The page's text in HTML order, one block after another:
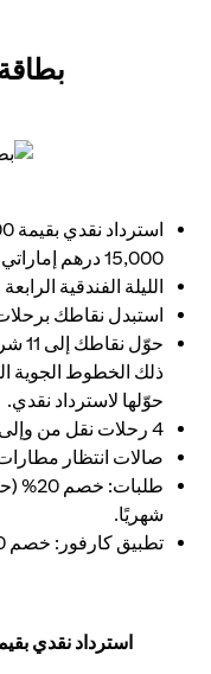
15,000 درهم إماراتي خلال 60 يومًا).
الليلة الفندقية
استبدل نقاطك
ذلك الخطوط الجوية
حوّلها لاسترداد نقدي.
4 رحلات نقل من وإلى المطار سنويًا عبر تطبيق كريم.
صالات انتظار مطارات عالمية
شهريًا.
تطبيق كارفور: خصم 60 درهمًا إماراتيًا مرة واحدة شهريًا.
استرداد نقدي بقيمة 1000 درهم كمكافأة